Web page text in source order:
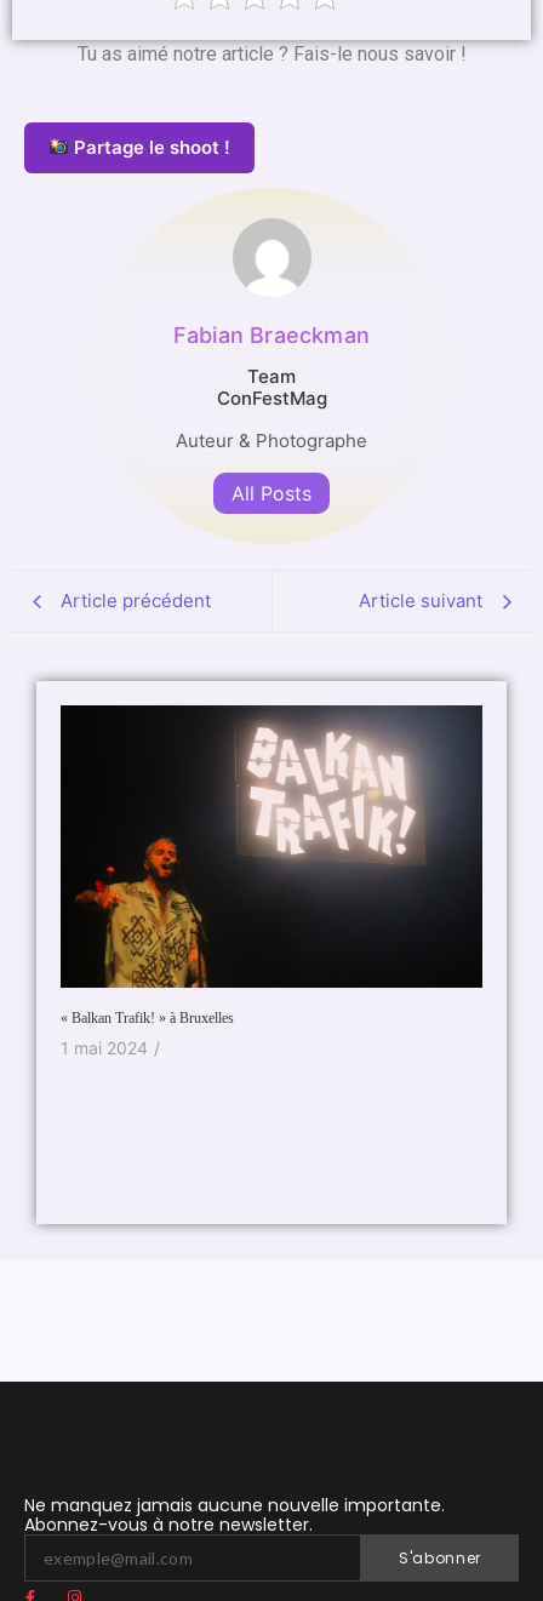
Tu as aimé notre article ? Fais-le nous savoir !
Partage le shoot !
Fabian Braeckman
Team
ConFestMag
Auteur & Photographe
All Posts
Article précédent Article suivant
« Balkan Trafik! » à Bruxelles
1 mai 2024 /
Ne manquez jamais aucune nouvelle importante.
Abonnez-vous à notre newsletter.
S'abonner